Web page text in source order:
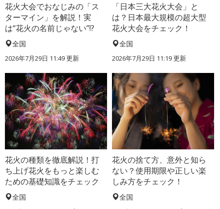
花火大会でおなじみの「ス
ターマイン」を解説！実
は“花火の名前じゃない”!?
全国
2026年7月29日 11:49 更新
「日本三大花火大会」と
は？日本最大規模の超大型
花火大会をチェック！
全国
2026年7月29日 11:19 更新
花火の種類を徹底解説！打
ち上げ花火をもっと楽しむ
ための基礎知識をチェック
全国
花火の捨て方、意外と知ら
ない？使用期限や正しい楽
しみ方をチェック！
全国